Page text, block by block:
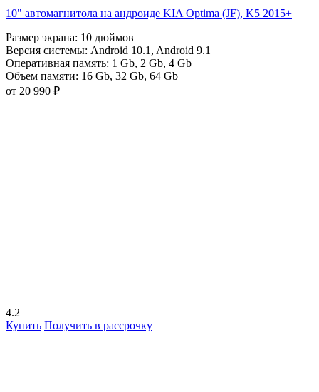
10" автомагнитола на андроиде KIA Optima (JF), K5 2015+
Размер экрана: 10 дюймов
Версия системы: Android 10.1 , Android 9.1
Оперативная память: 1 Gb, 2 Gb, 4 Gb
Объем памяти: 16 Gb, 32 Gb, 64 Gb
от 20 990 ₽
4.2
Купить Получить в рассрочку